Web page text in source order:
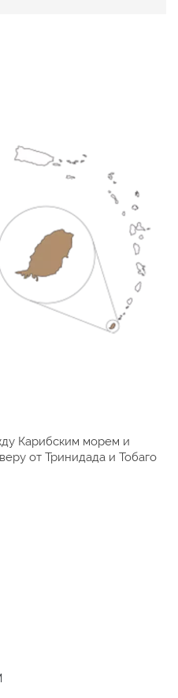
Карибским морем и
от Тринидада и Тобаго